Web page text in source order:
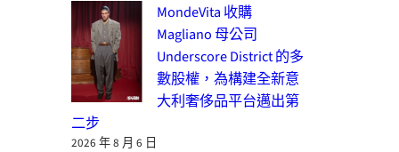
MondeVita 收購
Magliano 母公司
Underscore District 的多
數股權，為構建全新意
大利奢侈品平台邁出第
二步
2026 年 8 月 6 日